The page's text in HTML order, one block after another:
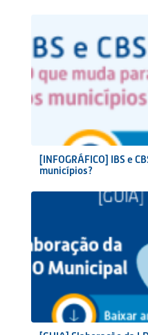
[INFOGRÁFICO] IBS e
municípios?